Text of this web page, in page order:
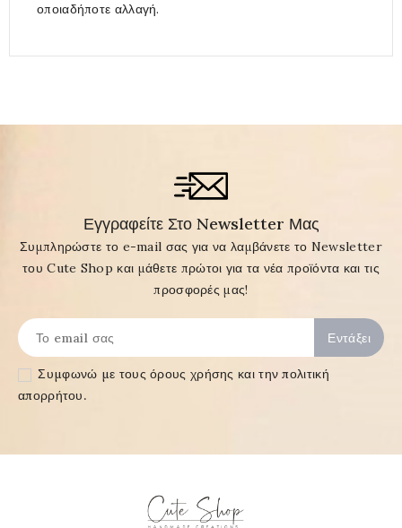
οποιαδήποτε αλλαγή.
Εγγραφείτε Στο Newsletter Μας
Συμπληρώστε το e-mail σας για να λαμβάνετε το Newsletter
του Cute Shop και μάθετε πρώτοι για τα νέα προϊόντα και τις
προσφορές μας!
Συμφωνώ με τουςόρους χρήσης και την πολιτική
απορρήτου.